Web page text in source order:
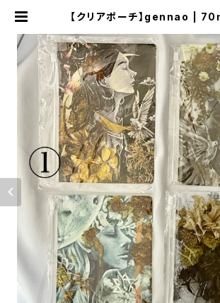
【クリアポーチ】gennao |